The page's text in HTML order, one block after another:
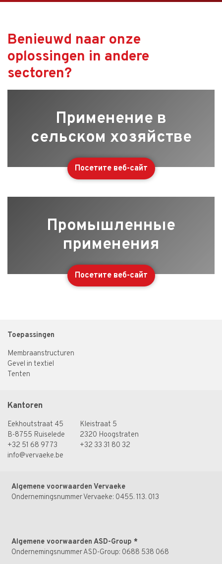
Benieuwd naar onze
oplossingen in andere
sectoren?
Применение в
сельском хозяйстве
Посетите веб-сайт
Промышленные
применения
Посетите веб-сайт
Toepassingen
Membraanstructuren
Gevel in textiel
Tenten
Kantoren
Eekhoutstraat 45
B-8755 Ruiselede
+32 51 68 97 73
info@vervaeke.be
Kleistraat 5
2320 Hoogstraten
+32 33 31 80 32
Algemene voorwaarden Vervaeke
Ondernemingsnummer Vervaeke: 0455. 113. 013
Algemene voorwaarden ASD-Group *
Ondernemingsnummer ASD-Group: 0688 538 068